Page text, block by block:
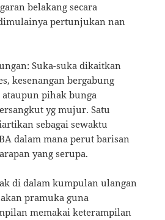
belakang secara
pertunjukan nan
Suka-suka dikaitkan
kesenangan bergabung
pihak bunga
yg mujur. Satu
sebagai sewaktu
dalam mana perut barisan
yang serupa.
di dalam kumpulan ulangan
pramuka guna
memakai keterampilan